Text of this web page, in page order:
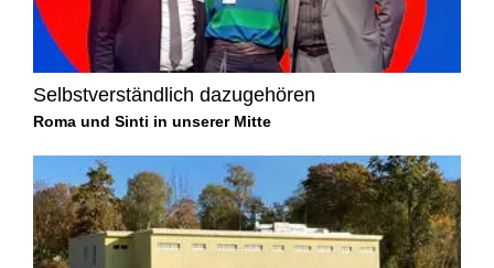
Selbstverständlich dazugehören
Roma und Sinti in unserer Mitte